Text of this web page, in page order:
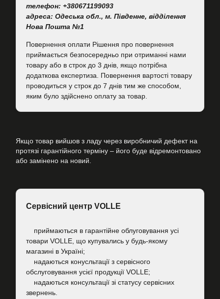
телефон: +380671199093
адреса: Одеська обл., м. Південне, відділення
Нова Пошта №1
Повернення оплати Рішення про повернення
приймається безпосередньо при отриманні нами
товару або в строк до 3 днів, якщо потрібна
додаткова експертиза. Повернення вартості товару
проводиться у строк до 7 днів тим же способом,
яким було здійснено оплату за товар.
Якщо товар вийшов з ладу через виробничий дефект на
протязі гарантійного терміну – його буде відремонтовано
або замінено на новий.
Сервісний центр VOLLE
приймаються в гарантійне облуговування усі
товари VOLLE, що купувались у будь-якому
магазині в Україні;
надаються конусльтації з сервісного
обслуговування усієї продукції VOLLE;
надаються консультації зі статусу сервісних
звернень.